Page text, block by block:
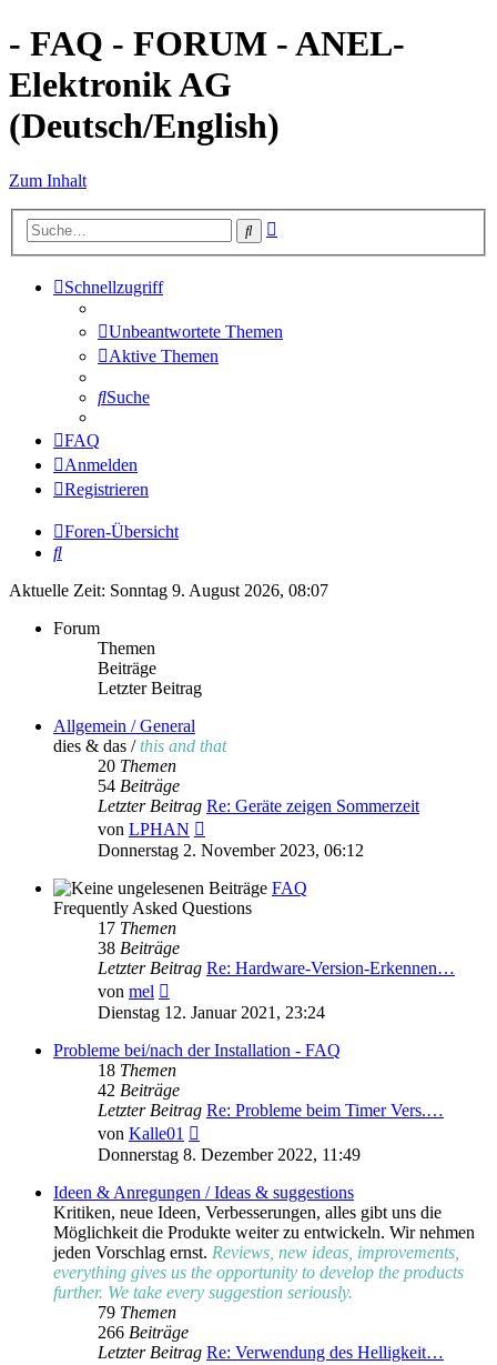
- FAQ - FORUM - ANEL-
Elektronik AG
(Deutsch/English)
Zum Inhalt
Suche
Schnellzugriff
Unbeantwortete Themen
Aktive Themen
Suche
FAQ
Anmelden
Registrieren
Foren-Übersicht
Suche
Aktuelle Zeit: Sonntag 9. August 2026, 08:07
Forum
Themen
Beiträge
Letzter Beitrag
Allgemein / General
dies & das /this and that
20 Themen
54 Beiträge
Letzter Beitrag Re: Geräte zeigen Sommerzeit
von LPHAN
Beitrag
Donnerstag 2. November 2023, 06:12
FAQ
Frequently Asked Questions
17 Themen
38 Beiträge
Letzter Beitrag Re: Hardware-Version-Erkennen…
von mel
Beitrag
Dienstag 12. Januar 2021, 23:24
Probleme bei/nach der Installation - FAQ
18 Themen
42 Beiträge
Letzter Beitrag Re: Probleme beim Timer Vers.…
von Kalle01
Beitrag
Donnerstag 8. Dezember 2022, 11:49
Ideen & Anregungen / Ideas & suggestions
Kritiken, neue Ideen, Verbesserungen, alles gibt uns die
Möglichkeit die Produkte weiter zu entwickeln. Wir nehmen
jeden Vorschlag ernst. Reviews, new ideas, improvements,
everything gives us the opportunity to develop the products
further. We take every suggestion seriously.
79 Themen
266 Beiträge
Letzter Beitrag Re: Verwendung des Helligkeit…